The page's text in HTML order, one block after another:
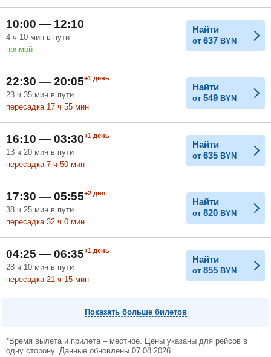
10:00 — 12:10
4 ч 10 мин в пути
прямой
Найти
от 637 BYN
22:30 — 20:05+1 день
23 ч 35 мин в пути
пересадка 17 ч 55 мин
Найти
от 549 BYN
16:10 — 03:30+1 день
13 ч 20 мин в пути
пересадка 7 ч 50 мин
Найти
от 635 BYN
17:30 — 05:55+2 дня
38 ч 25 мин в пути
пересадка 32 ч 0 мин
Найти
от 820 BYN
04:25 — 06:35+1 день
28 ч 10 мин в пути
пересадка 21 ч 15 мин
Найти
от 855 BYN
Показать больше билетов
*Время вылета и прилета – местное. Цены указаны для рейсов в
одну сторону. Данные обновлены 07.08.2026.